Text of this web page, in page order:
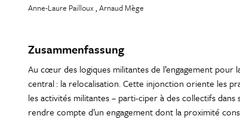
Anne-Laure Pailloux Arnaud Mège
Zusammenfassung
Au cœur des logiques militantes de l’engagement pour
central : la relocalisation. Cette injonction oriente les
les activités militantes – parti-ciper à des collectifs
rendre compte d’un engagement dont la proximité